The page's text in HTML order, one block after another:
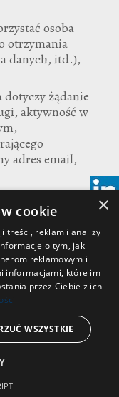
osoba
otrzymania
danych, itd.),
żądanie
aktywność w
adres email,
żądanie
itp.).
w stanie ustalić
osoby
udzielona w
W razie
×
cookie
treści, reklam i analizy
o tym, jak
reklamowym i
informacjami, które im
przez Ciebie z ich
WSZYSTKIE